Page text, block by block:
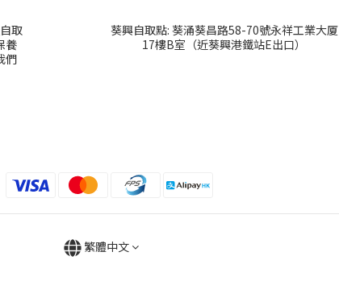
取
養
們
葵興自取點: 葵涌葵昌路58-70號永祥工業大厦
17樓B室（近葵興港鐵站E出口）
繁體中文